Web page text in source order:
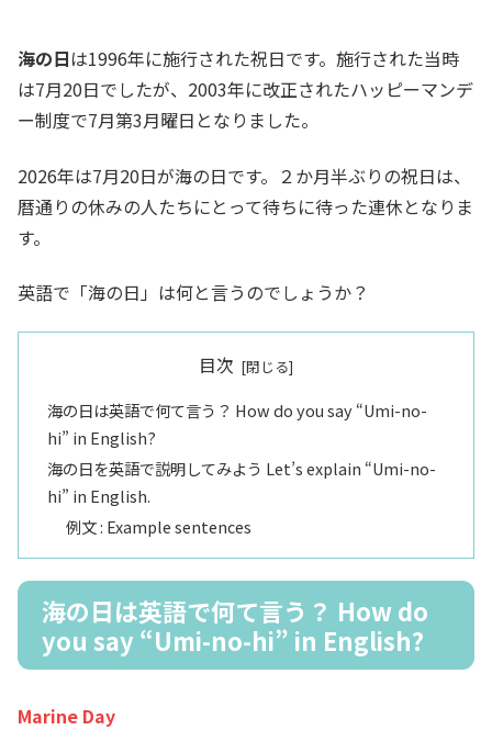
海の日は1996年に施行された祝日です。施行された当時
は7月20日でしたが、2003年に改正されたハッピーマンデ
ー制度で7月第3月曜日となりました。
2026年は7月20日が海の日です。２か月半ぶりの祝日は、
暦通りの休みの人たちにとって待ちに待った連休となりま
す。
英語で「海の日」は何と言うのでしょうか？
目次
海の日は英語で何て言う？ How do you say “Umi-no-
hi” in English?
海の日を英語で説明してみよう Let’s explain “Umi-no-
hi” in English.
例文 : Example sentences
海の日は英語で何て言う？ How do
you say “Umi-no-hi” in English?
Marine Day